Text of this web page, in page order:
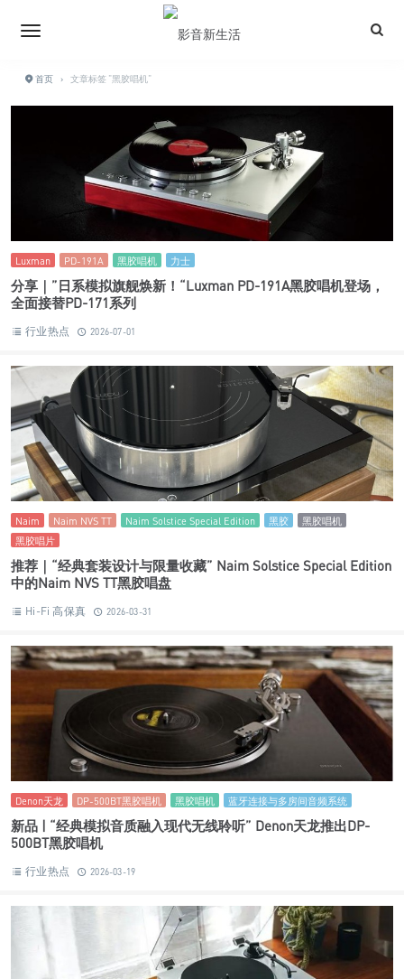
首页 › 文章标签 "黑胶唱机"
Luxman PD-191A 黑胶唱机 力士
分享｜”日系模拟旗舰焕新！“Luxman PD-191A黑胶唱机登场，
全面接替PD-171系列
行业热点 2026-07-01
Naim Naim NVS TT Naim Solstice Special Edition 黑胶
黑胶唱机
黑胶唱片
推荐｜“经典套装设计与限量收藏” Naim Solstice Special Edition
中的Naim NVS TT黑胶唱盘
Hi-Fi 高保真 2026-03-31
Denon天龙 DP-500BT黑胶唱机 黑胶唱机 蓝牙连接与多房间音频系统
新品 | “经典模拟音质融入现代无线聆听” Denon天龙推出DP-
500BT黑胶唱机
行业热点 2026-03-19